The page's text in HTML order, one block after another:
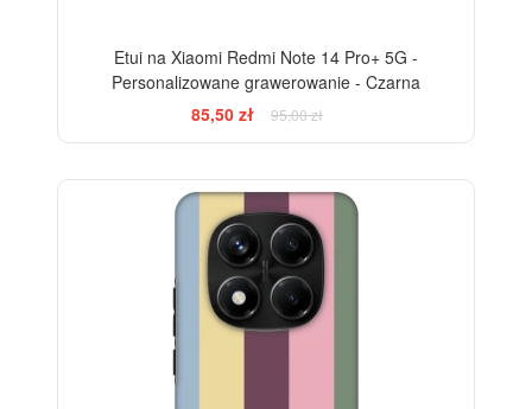
Etui na Xiaomi Redmi Note 14 Pro+ 5G -
Personalizowane grawerowanie - Czarna
85,50 zł
95,00 zł